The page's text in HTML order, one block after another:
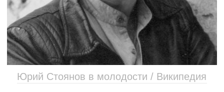
Юрий Стоянов в молодости / Википедия